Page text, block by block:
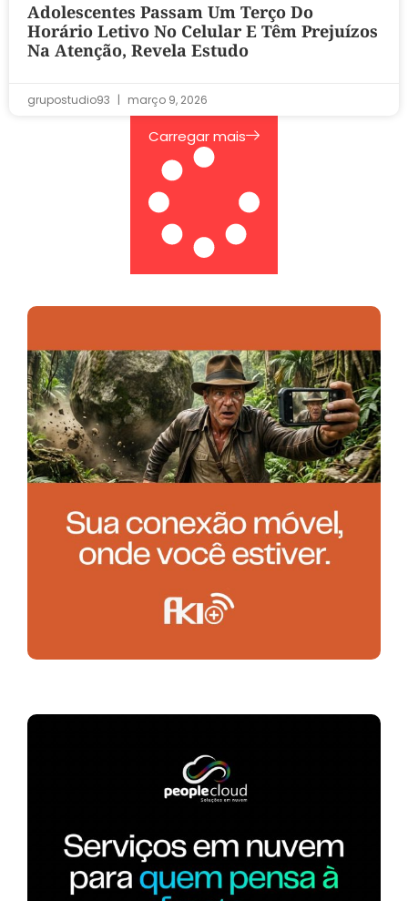
Adolescentes Passam Um Terço Do
Horário Letivo No Celular E Têm Prejuízos
Na Atenção, Revela Estudo
grupostudio93 março 9, 2026
Carregar mais